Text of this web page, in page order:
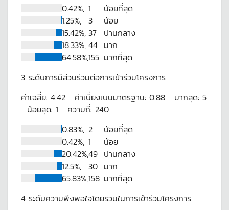
0.42%, 1
น้อยที่สุด
1.25%, 3
น้อย
15.42%, 37
ปานกลาง
18.33%, 44 มาก
64.58%,155 มากที่สุด
3 ระดับการมีส่วนร่วมต่อการเข้าร่วมโครงการ
ค่าเฉลี่ย: 4.42 ค่าเบี่ยงเบนมาตรฐาน: 0.88 มากสุด: 5
น้อยสุด: 1 ความถี่: 240
0.83%, 2
น้อยที่สุด
0.42%, 1
น้อย
20.42%,49 ปานกลาง
12.5%, 30 มาก
65.83%,158 มากที่สุด
4 ระดับความพึงพอใจโดยรวมในการเข้าร่วมโครงการ